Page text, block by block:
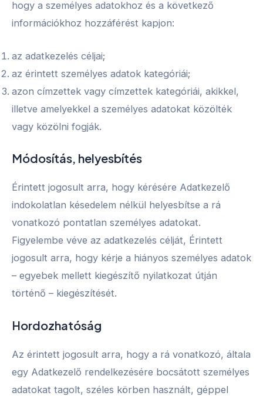
hogy a személyes adatokhoz és a következő
információkhoz hozzáférést kapjon:
az adatkezelés céljai;
az érintett személyes adatok kategóriái;
azon címzettek vagy címzettek kategóriái, akikkel,
illetve amelyekkel a személyes adatokat közölték
vagy közölni fogják.
Módosítás, helyesbítés
Érintett jogosult arra, hogy kérésére Adatkezelő
indokolatlan késedelem nélkül helyesbítse a rá
vonatkozó pontatlan személyes adatokat.
Figyelembe véve az adatkezelés célját, Érintett
jogosult arra, hogy kérje a hiányos személyes adatok
– egyebek mellett kiegészítő nyilatkozat útján
történő – kiegészítését.
Hordozhatóság
Az érintett jogosult arra, hogy a rá vonatkozó, általa
egy Adatkezelő rendelkezésére bocsátott személyes
adatokat tagolt, széles körben használt, géppel